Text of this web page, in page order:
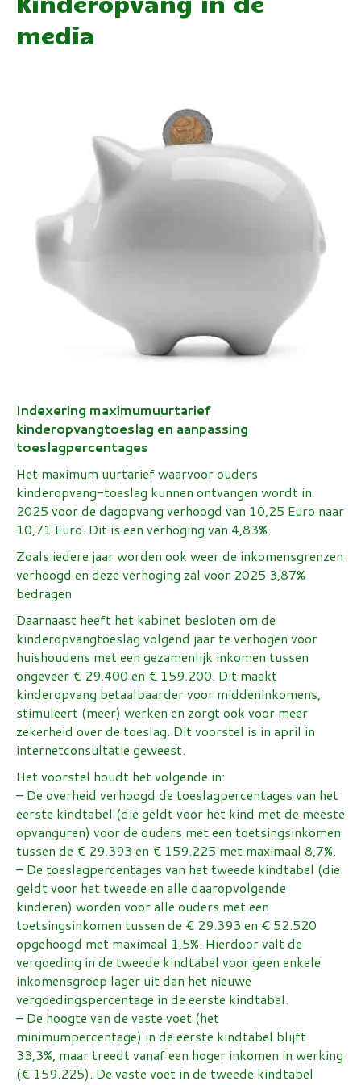
media
Indexering maximumuurtarief
kinderopvangtoeslag en aanpassing
toeslagpercentages
Het maximum uurtarief waarvoor ouders
kinderopvang-toeslag kunnen ontvangen wordt in
2025 voor de dagopvang verhoogd van 10,25 Euro naar
10,71 Euro. Dit is een verhoging van 4,83%.
Zoals iedere jaar worden ook weer de inkomensgrenzen
verhoogd en deze verhoging zal voor 2025 3,87%
bedragen
Daarnaast heeft het kabinet besloten om de
kinderopvangtoeslag volgend jaar te verhogen voor
huishoudens met een gezamenlijk inkomen tussen
ongeveer € 29.400 en € 159.200. Dit maakt
kinderopvang betaalbaarder voor middeninkomens,
stimuleert (meer) werken en zorgt ook voor meer
zekerheid over de toeslag. Dit voorstel is in april in
internetconsultatie geweest.
Het voorstel houdt het volgende in:
– De overheid verhoogd de toeslagpercentages van het
eerste kindtabel (die geldt voor het kind met de meeste
opvanguren) voor de ouders met een toetsingsinkomen
tussen de € 29.393 en € 159.225 met maximaal 8,7%.
– De toeslagpercentages van het tweede kindtabel (die
geldt voor het tweede en alle daaropvolgende
kinderen) worden voor alle ouders met een
toetsingsinkomen tussen de € 29.393 en € 52.520
opgehoogd met maximaal 1,5%. Hierdoor valt de
vergoeding in de tweede kindtabel voor geen enkele
inkomensgroep lager uit dan het nieuwe
vergoedingspercentage in de eerste kindtabel.
– De hoogte van de vaste voet (het
minimumpercentage) in de eerste kindtabel blijft
33,3%, maar treedt vanaf een hoger inkomen in werking
(€ 159.225). De vaste voet in de tweede kindtabel